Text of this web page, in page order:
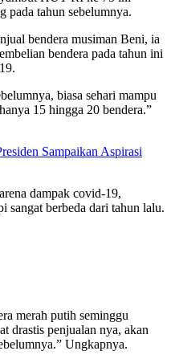
pada tahun sebelumnya.
bendera musiman Beni, ia
bendera pada tahun ini
biasa sehari mampu
15 hingga 20 bendera.”
Sampaikan Aspirasi
dampak covid-19,
sangat berbeda dari tahun lalu.
merah putih seminggu
drastis penjualan nya, akan
Ungkapnya.